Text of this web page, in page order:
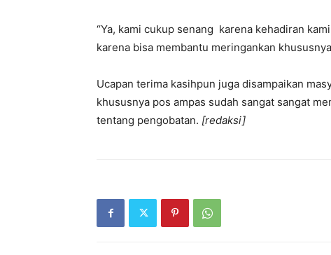
“Ya, kami cukup senang karena kehadiran
karena bisa membantu meringankan
Ucapan terima kasihpun juga disampaikan
khususnya pos ampas sudah sangat sangat
tentang pengobatan. [redaksi]